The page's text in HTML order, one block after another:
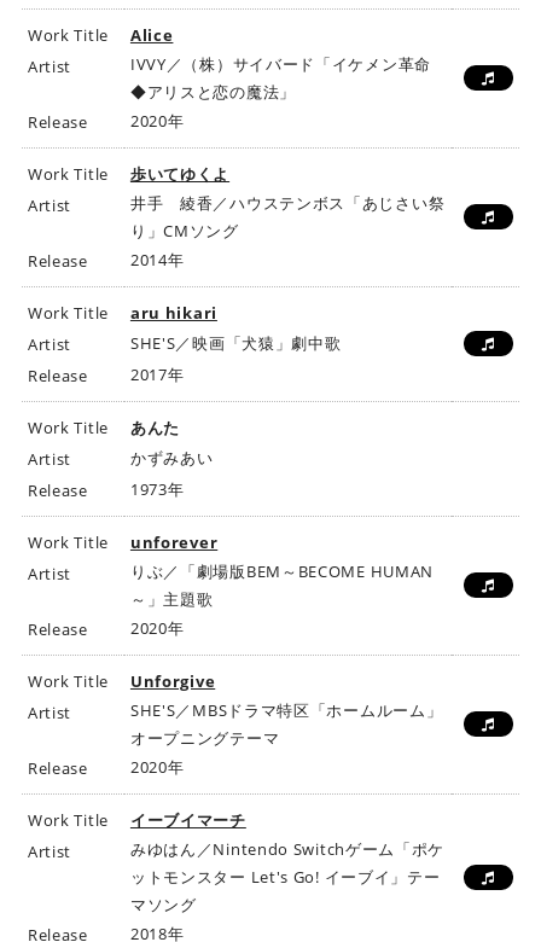
Work Title
Alice
Artist
IVVY／（株）サイバード「イケメン革命
◆アリスと恋の魔法」
Release
2020年
Work Title
歩いてゆくよ
Artist
井手 綾香／ハウステンボス「あじさい祭
り」CMソング
Release
2014年
Work Title
aru hikari
Artist
SHE'S／映画「犬猿」劇中歌
Release
2017年
Work Title
あんた
Artist
かずみあい
Release
1973年
Work Title
unforever
Artist
りぶ／「劇場版BEM～BECOME HUMAN
～」主題歌
Release
2020年
Work Title
Unforgive
Artist
SHE'S／MBSドラマ特区「ホームルーム」
オープニングテーマ
Release
2020年
Work Title
イーブイマーチ
Artist
みゆはん／Nintendo Switchゲーム「ポケ
ットモンスター Let's Go! イーブイ」テー
マソング
Release
2018年